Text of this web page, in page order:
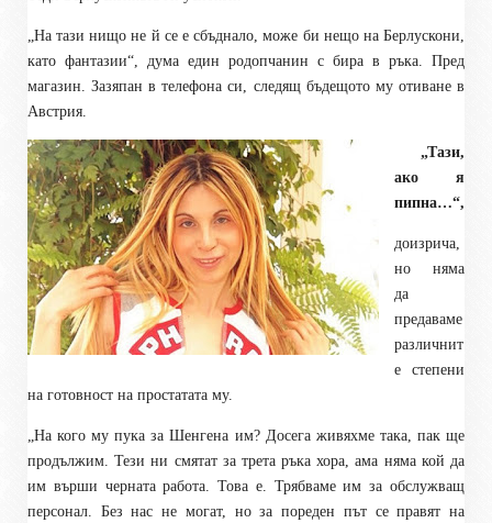
„На тази нищо не й се е сбъднало, може би нещо на Берлускони,
като фантазии“, дума един родопчанин с бира в ръка. Пред
магазин. Зазяпан в телефона си, следящ бъдещото му отиване в
Австрия.
„Тази,
ако я
пипна…“,
доизрича,
но няма
да
предаваме
различнит
е степени
на готовност на простатата му.
„На кого му пука за Шенгена им? Досега живяхме така, пак ще
продължим. Тези ни смятат за трета ръка хора, ама няма кой да
им върши черната работа. Това е. Трябваме им за обслужващ
персонал. Без нас не могат, но за пореден път се правят на